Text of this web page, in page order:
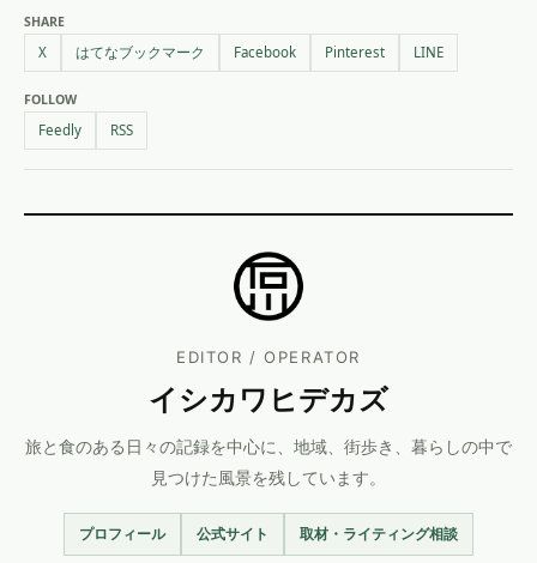
SHARE
X はてなブックマーク Facebook Pinterest LINE
FOLLOW
Feedly RSS
EDITOR / OPERATOR
イシカワヒデカズ
旅と食のある日々の記録を中心に、地域、街歩き、暮らしの中で
見つけた風景を残しています。
プロフィール 公式サイト 取材・ライティング相談